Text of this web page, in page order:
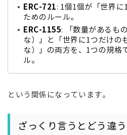
ERC-721: 1個1個が「世界に
ためのルール。
ERC-1155: 「数量があるも
な）」と「世界に1つだけの
な）」の両方を、1つの規格
ル。
という関係になっています。
ざっくり言うとどう違う